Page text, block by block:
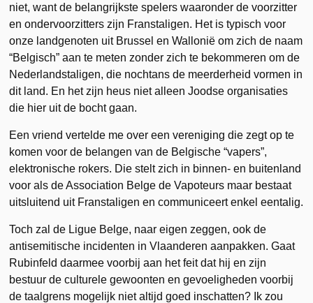
niet, want de belangrijkste spelers waaronder de voorzitter
en ondervoorzitters zijn Franstaligen. Het is typisch voor
onze landgenoten uit Brussel en Wallonië om zich de naam
“Belgisch” aan te meten zonder zich te bekommeren om de
Nederlandstaligen, die nochtans de meerderheid vormen in
dit land. En het zijn heus niet alleen Joodse organisaties
die hier uit de bocht gaan.
Een vriend vertelde me over een vereniging die zegt op te
komen voor de belangen van de Belgische “vapers”,
elektronische rokers. Die stelt zich in binnen- en buitenland
voor als de Association Belge de Vapoteurs maar bestaat
uitsluitend uit Franstaligen en communiceert enkel eentalig.
Toch zal de Ligue Belge, naar eigen zeggen, ook de
antisemitische incidenten in Vlaanderen aanpakken. Gaat
Rubinfeld daarmee voorbij aan het feit dat hij en zijn
bestuur de culturele gewoonten en gevoeligheden voorbij
de taalgrens mogelijk niet altijd goed inschatten? Ik zou